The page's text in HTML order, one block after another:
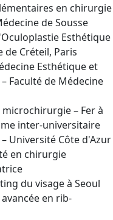
en chirurgie
de Sousse
Esthétique
de Créteil, Paris
Esthétique et
Faculté de Médecine
– Fer à
inter-universitaire
Université Côte d'Azur
en chirurgie
du visage à Seoul
en rib-